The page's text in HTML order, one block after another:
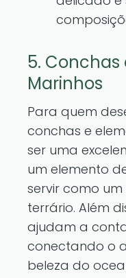
5. Conchas
Marinhos
Para quem
conchas e
ser uma
um elemento
servir como
terrário. Além
ajudam a
conectando o
beleza do